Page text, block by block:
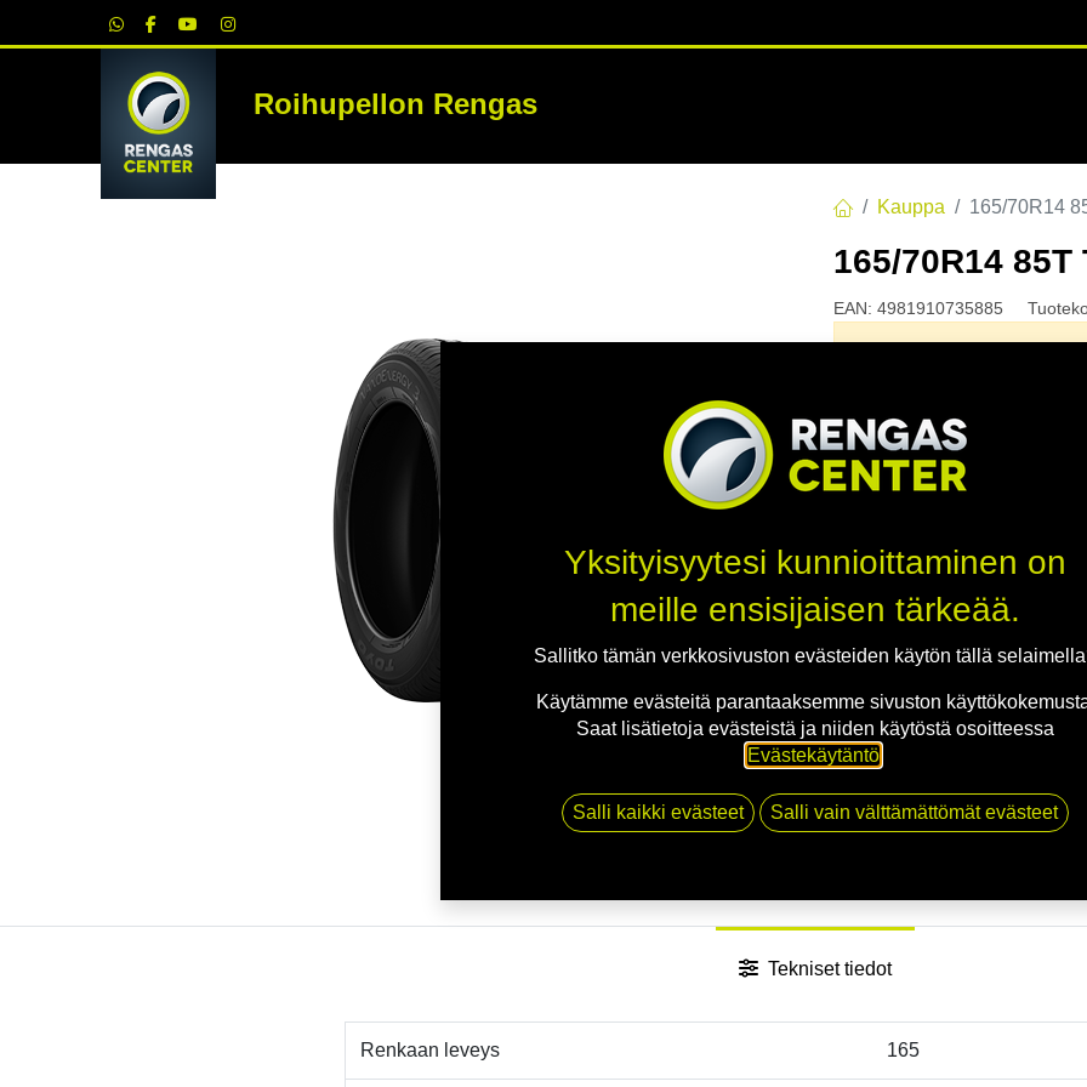
Roihupellon RengasRENKAAT
Kauppa 165/70R14
165/70R14 85T
EAN: 4981910735885
Jaa
Toimitusehdot
Tekniset tiedot
Renkaan leveys 165
Yksityisyytesi kunnioittaminen on
meille ensisijaisen tärkeää.
Sallitko tämän verkkosivuston evästeiden käytön tällä
Käytämme evästeitä parantaaksemme sivuston
Saat lisätietoja evästeistä ja niiden käytöstä osoitteessa
Evästekäytäntö.
Salli kaikki evästeet Salli vain välttämättömät evästeet